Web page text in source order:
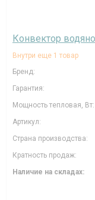
Конвектор
Внутри еще 1 товар
Бренд:
Гарантия:
Мощность тепловая, Вт:
Артикул:
Страна производства:
Кратность продаж:
Наличие на складах: